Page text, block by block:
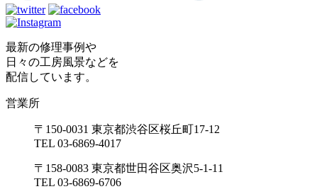
最新の修理事例や
日々の工房風景などを
配信しています。
営業所
〒150-0031 東京都渋谷区桜丘町17-12
TEL 03-6869-4017
〒158-0083 東京都世田谷区奥沢5-1-11
TEL 03-6869-6706